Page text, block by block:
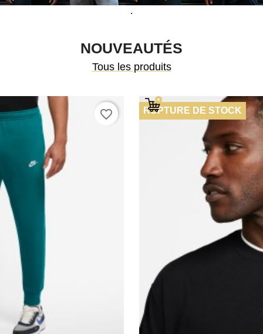
.
NOUVEAUTÉS
Tous les produits
favorite_border RUPTURE DE STOCK